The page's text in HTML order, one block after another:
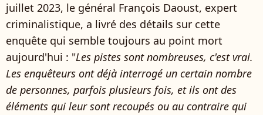
juillet 2023, le général François Daoust, expert
criminalistique, a livré des détails sur cette
enquête qui semble toujours au point mort
aujourd'hui : "Les pistes sont nombreuses, c'est vrai.
Les enquêteurs ont déjà interrogé un certain nombre
de personnes, parfois plusieurs fois, et ils ont des
éléments qui leur sont recoupés ou au contraire qui